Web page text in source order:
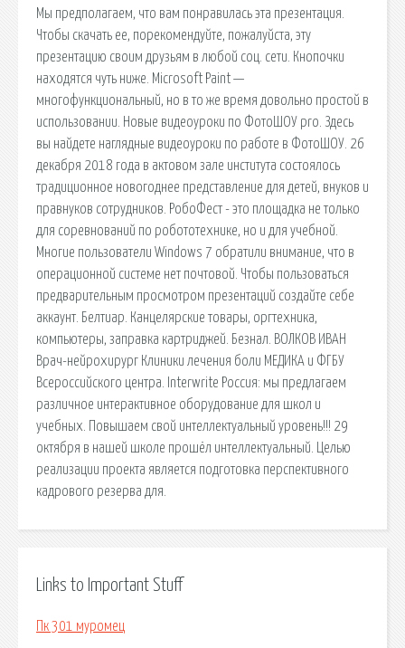
Мы предполагаем, что вам понравилась эта презентация.
Чтобы скачать ее, порекомендуйте, пожалуйста, эту
презентацию своим друзьям в любой соц. сети. Кнопочки
находятся чуть ниже. Microsoft Paint —
многофункциональный, но в то же время довольно простой в
использовании. Новые видеоуроки по ФотоШОУ pro. Здесь
вы найдете наглядные видеоуроки по работе в ФотоШОУ. 26
декабря 2018 года в актовом зале института состоялось
традиционное новогоднее представление для детей, внуков и
правнуков сотрудников. РобоФест - это площадка не только
для соревнований по робототехнике, но и для учебной.
Многие пользователи Windows 7 обратили внимание, что в
операционной системе нет почтовой. Чтобы пользоваться
предварительным просмотром презентаций создайте себе
аккаунт. Белтиар. Канцелярские товары, оргтехника,
компьютеры, заправка картриджей. Безнал. ВОЛКОВ ИВАН
Врач-нейрохирург Клиники лечения боли МЕДИКА и ФГБУ
Всероссийского центра. Interwrite Россия: мы предлагаем
различное интерактивное оборудование для школ и
учебных. Повышаем свой интеллектуальный уровень!!! 29
октября в нашей школе прошёл интеллектуальный. Целью
реализации проекта является подготовка перспективного
кадрового резерва для.
Links to Important Stuff
Пк 301 муромец